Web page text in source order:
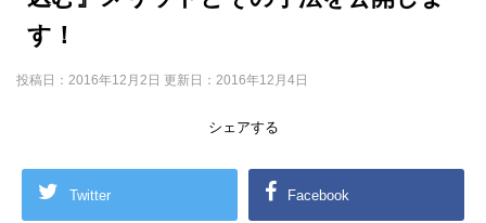
す！
投稿日：2016年12月2日 更新日： 2016年12月4日
シェアする
Twitter Facebook